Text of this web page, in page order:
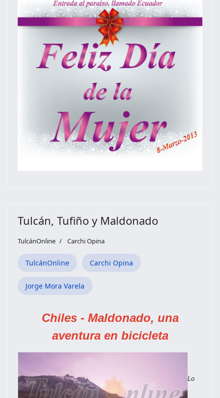
Tulcán, Tufiño y Maldonado
TulcánOnline Carchi Opina
TulcánOnline Carchi Opina
Jorge Mora Varela
Chiles - Maldonado, una
aventura en bicicleta
Lo